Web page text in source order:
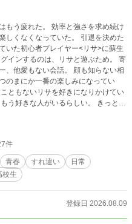
もう疲れた。 効率と強さを求め続け
しくなくなっていた。 引退を決めた
いた初心者プレイヤー<リサ>に蘇生
、他愛もない会話。 顔も知らない相
のまにか一番の楽しみになってい
ともないリサを好きになりかけてい
、中身はロクな男じゃない。 知らな
件
青春 すれ違い
日常
校生
登録日 2026.08.09